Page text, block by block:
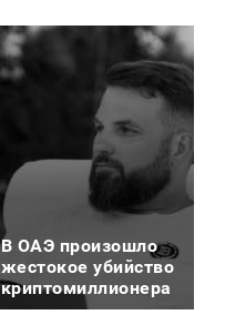
В ОАЭ произошло
жестокое убийство
криптомиллионера